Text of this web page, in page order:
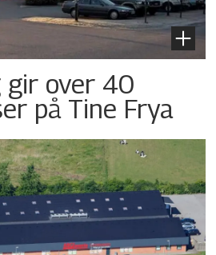
gir over 40
på Tine Frya